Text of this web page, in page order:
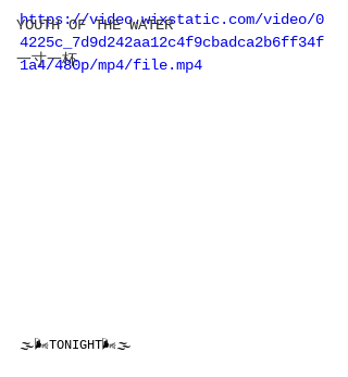
YOUTH OF THE WATER
一寸一杯
https://video.wixstatic.com/video/0
4225c_7d9d242aa12c4f9cbadca2b6ff34f
1a4/480p/mp4/file.mp4
🌫🌬TONIGHT🌬🌫